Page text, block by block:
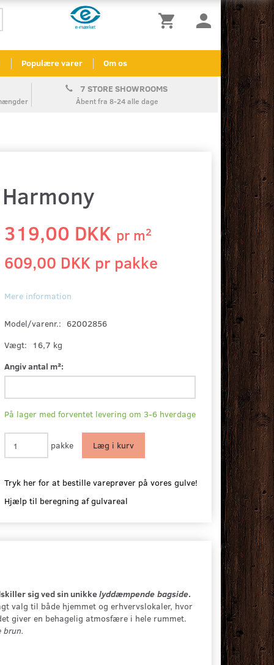
Populære varer Om os
7 STORE SHOWROOMS
Åbent fra 8-24 alle dage
319,00 DKK pr m2
609,00 DKK pr pakke
Mere information
Model/varenr.: 62002856
Vægt:
16,7 kg
Angiv antal m²:
På lager med forventet levering om 3-6 hverdage
pakke Læg i kurv
Tryk her for at bestille vareprøver på vores gulve!
Hjælp til beregning af gulvareal
sig ved sin unikkelyddæmpende bagside.
valg til både hjemmet og erhvervslokaler, hvor
giver en behagelig atmosfære i hele rummet.
brun.